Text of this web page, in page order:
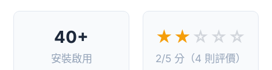
40+
安裝啟用
★★ ☆☆☆
2/5 分（4 則評價）